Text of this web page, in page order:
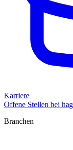
Karriere
Offene Stellen bei
Branchen